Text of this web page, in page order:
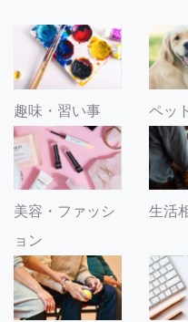
趣味・習い事 ペット
美容・ファッシ
ョン
生活